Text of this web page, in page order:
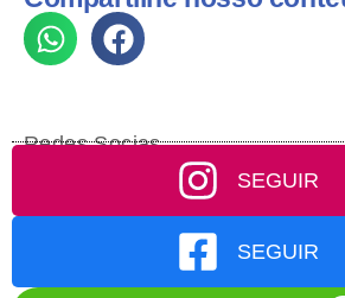
Redes Socias
SEGUIR
SEGUIR